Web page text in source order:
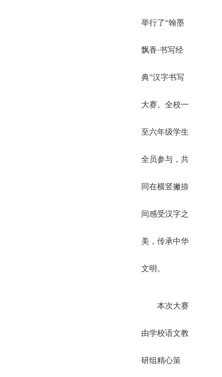
举行了“翰墨
飘香·书写经
典”汉字书写
大赛。全校一
至六年级学生
全员参与，共
同在横竖撇捺
间感受汉字之
美，传承中华
文明。
本次大赛
由学校语文教
研组精心策